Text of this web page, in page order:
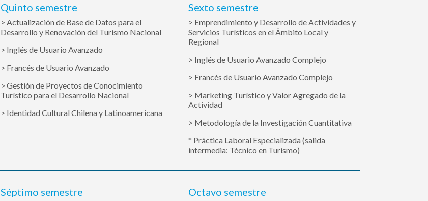
Quinto semestre
> Actualización de Base de Datos para el
Desarrollo y Renovación del Turismo Nacional
> Inglés de Usuario Avanzado
> Francés de Usuario Avanzado
> Gestión de Proyectos de Conocimiento
Turístico para el Desarrollo Nacional
> Identidad Cultural Chilena y Latinoamericana
Sexto semestre
> Emprendimiento y Desarrollo de Actividades y
Servicios Turísticos en el Ámbito Local y
Regional
> Inglés de Usuario Avanzado Complejo
> Francés de Usuario Avanzado Complejo
> Marketing Turístico y Valor Agregado de la
Actividad
> Metodología de la Investigación Cuantitativa
* Práctica Laboral Especializada (salida
intermedia: Técnico en Turismo)
Séptimo semestre Octavo semestre